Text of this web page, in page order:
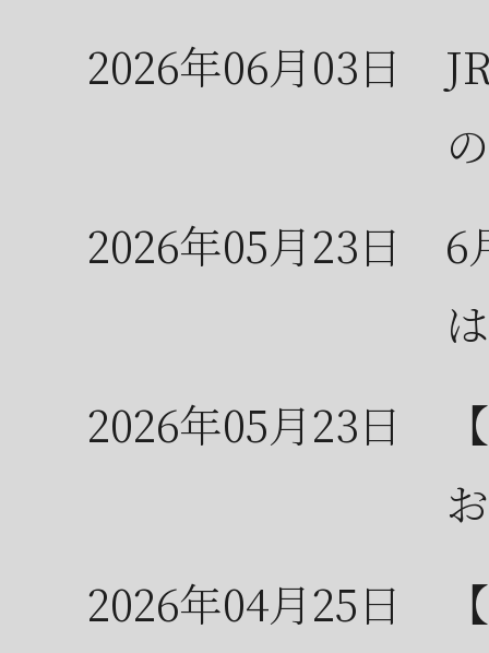
2026年06月03日
2026年05月23日
6
2026年05月23日
2026年04月25日